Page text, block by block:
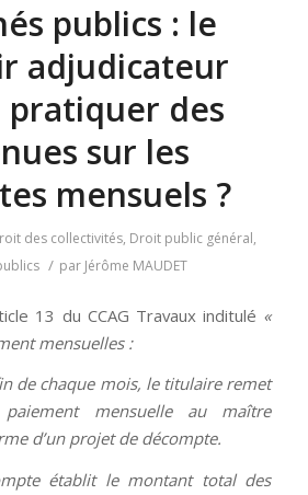
publics : le
adjudicateur
pratiquer des
sur les
mensuels ?
des collectivités, Droit public général,
/ par Jérôme MAUDET
13 du CCAG Travaux inditulé «
mensuelles :
de chaque mois, le titulaire remet
mensuelle au maître
d’un projet de décompte.
établit le montant total des